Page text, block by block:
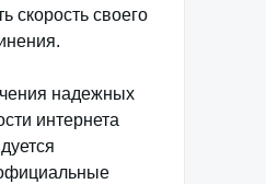
скорость своего
надежных
интернета